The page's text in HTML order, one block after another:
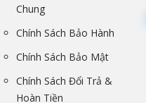
Chung
Chính Sách Bảo Hành
Chính Sách Bảo Mật
Chính Sách Đổi Trả &
Hoàn Tiền